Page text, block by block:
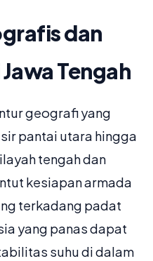
dan
Tengah
geografi yang
pantai utara hingga
tengah dan
kesiapan armada
terkadang padat
yang panas dapat
suhu di dalam